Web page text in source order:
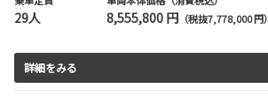
29人 8,555,800 円 （税抜7,778,000 円）
詳細をみる